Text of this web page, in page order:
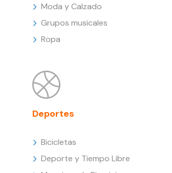
Moda y Calzado
Grupos musicales
Ropa
Deportes
Bicicletas
Deporte y Tiempo Libre